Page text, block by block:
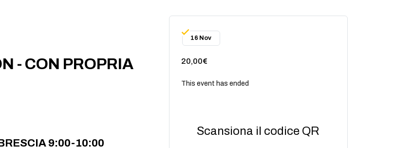
- CON PROPRIA
9:00-10:00
16 Nov
20,00€
This event has ended
Scansiona il codice QR